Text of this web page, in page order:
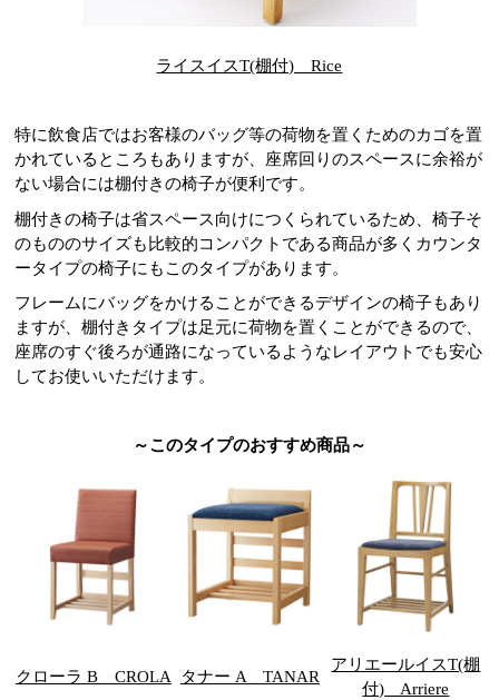
ライスイスT(棚付) Rice
特に飲食店ではお客様のバッグ等の荷物を置くためのカゴを置
かれているところもありますが、座席回りのスペースに余裕が
ない場合には棚付きの椅子が便利です。
棚付きの椅子は省スペース向けにつくられているため、椅子そ
のもののサイズも比較的コンパクトである商品が多くカウンタ
ータイプの椅子にもこのタイプがあります。
フレームにバッグをかけることができるデザインの椅子もあり
ますが、棚付きタイプは足元に荷物を置くことができるので、
座席のすぐ後ろが通路になっているようなレイアウトでも安心
してお使いいただけます。
～このタイプのおすすめ商品～
クローラ B CROLA タナー A TANAR
アリエールイスT(棚
付) Arriere